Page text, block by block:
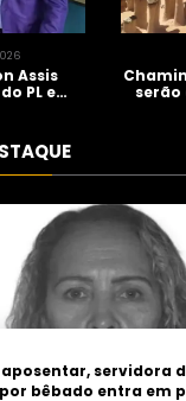
Assis
PL e
aposentar, servidora
bêbado entra em